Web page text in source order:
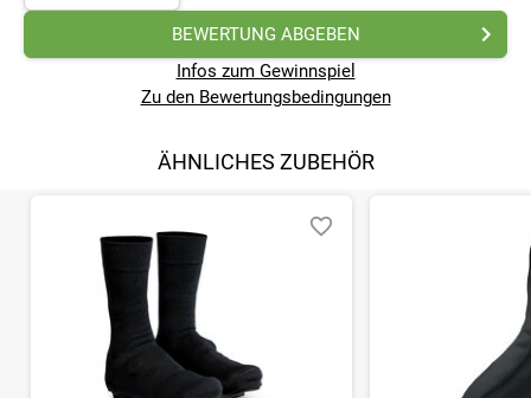
BEWERTUNG ABGEBEN
Infos zum Gewinnspiel
Zu den Bewertungsbedingungen
ÄHNLICHES ZUBEHÖR